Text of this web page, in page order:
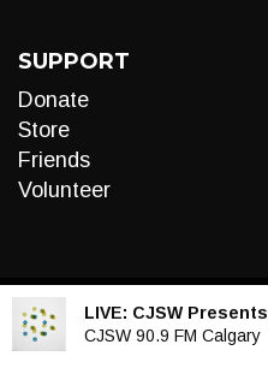
SUPPORT
Donate
Store
Friends
Volunteer
LIVE: CJSW Presents
CJSW 90.9 FM Calgary
Audio